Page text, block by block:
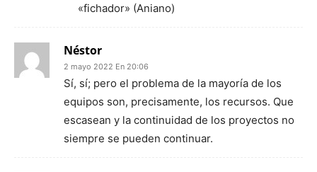
«fichador» (Aniano)
Néstor
2 mayo 2022 En 20:06
Sí, sí; pero el problema de la mayoría de los
equipos son, precisamente, los recursos. Que
escasean y la continuidad de los proyectos no
siempre se pueden continuar.